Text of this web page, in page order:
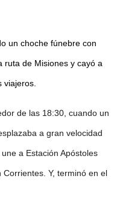
un choche fúnebre con
ruta de Misiones y cayó a
viajeros.
de las 18:30, cuando un
a gran velocidad
a Estación Apóstoles
Y, terminó en el